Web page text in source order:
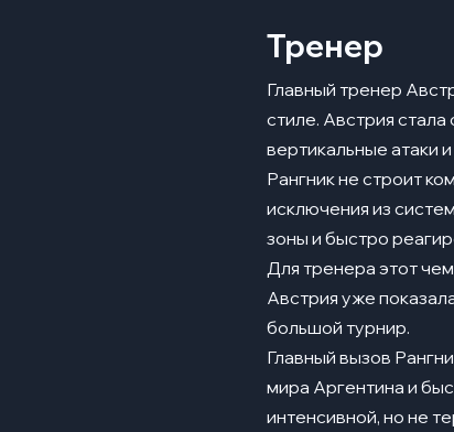
Тренер
Главный тренер
стиле. Австрия
вертикальные атаки
Рангник не строит
исключения из
зоны и быстро
Для тренера этот
Австрия уже
большой турнир.
Главный вызов
мира Аргентина и
интенсивной, но не